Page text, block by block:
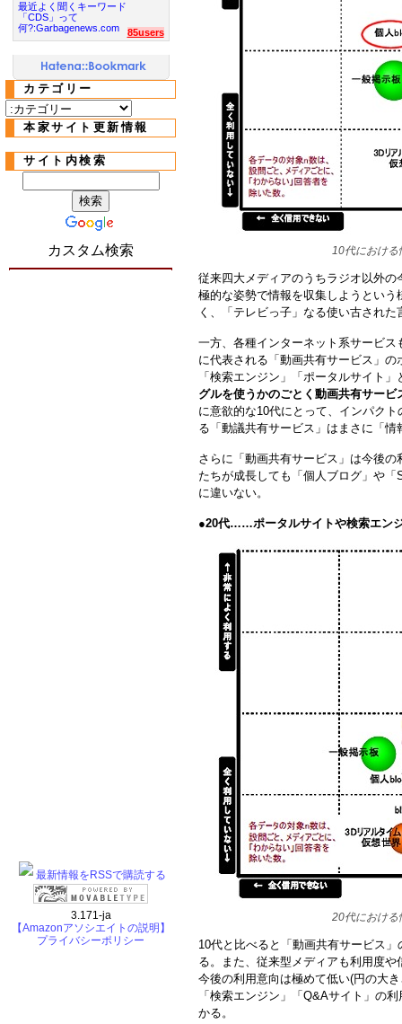
10代における
従来四大メディアのうちラジオ以外
極的な姿勢で情報を収集しようとい
く、「テレビっ子」なる使い古され
一方、各種インターネット系サービ
に代表される「動画共有サービス」
「検索エンジン」「ポータルサイト
グルを使うかのごとく動画共有サービ
に意欲的な10代にとって、インパク
る「動議共有サービス」はまさに「
さらに「動画共有サービス」は今後
たちが成長しても「個人ブログ」や
に違いない。
●20代……ポータルサイトや検索エン
20代における
10代と比べると「動画共有サービス
る。また、従来型メディアも利用度
今後の利用意向は極めて低い(円の大
「検索エンジン」「Q&Aサイト」の
かる。
最近よく聞くキーワード
「CDS」って
何?:Garbagenews.com
85users
カテゴリー
本家サイト更新情報
サイト内検索
カスタム検索
最新情報をRSSで購読する
3.171-ja
【Amazonアソシエイトの説明】
プライバシーポリシー